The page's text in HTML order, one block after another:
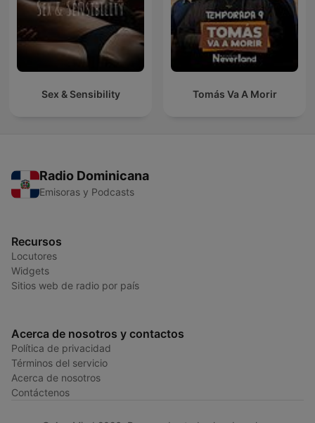
Sex & Sensibility Tomás Va A Morir
Radio Dominicana
Emisoras y Podcasts
Recursos
Locutores
Widgets
Sitios web de radio por país
Acerca de nosotros y contactos
Política de privacidad
Términos del servicio
Acerca de nosotros
Contáctenos